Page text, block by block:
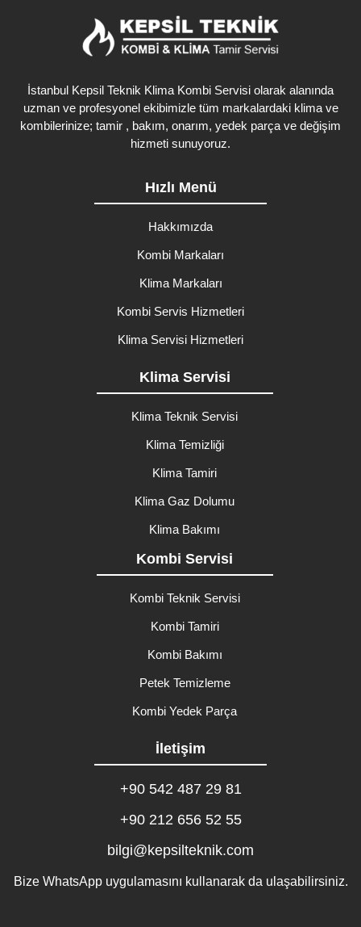
İstanbul Kepsil Teknik Klima Kombi Servisi olarak alanında
uzman ve profesyonel ekibimizle tüm markalardaki klima ve
kombilerinize; tamir , bakım, onarım, yedek parça ve değişim
hizmeti sunuyoruz.
Hızlı Menü
Hakkımızda
Kombi Markaları
Klima Markaları
Kombi Servis Hizmetleri
Klima Servisi Hizmetleri
Klima Servisi
Klima Teknik Servisi
Klima Temizliği
Klima Tamiri
Klima Gaz Dolumu
Klima Bakımı
Kombi Servisi
Kombi Teknik Servisi
Kombi Tamiri
Kombi Bakımı
Petek Temizleme
Kombi Yedek Parça
İletişim
+90 542 487 29 81
+90 212 656 52 55
bilgi@kepsilteknik.com
Bize WhatsApp uygulamasını kullanarak da ulaşabilirsiniz.